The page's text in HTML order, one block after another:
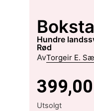
hundre landssviksaker fra Rinnan til
Rød
AvTorgeir E.
399,00
Utsolgt